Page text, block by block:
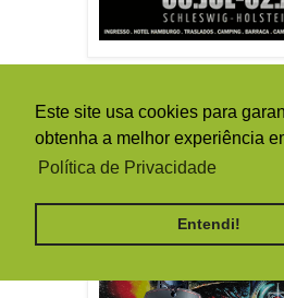
Este site usa cookies para
obtenha a melhor experiência
Política de Privacidade
Entendi!